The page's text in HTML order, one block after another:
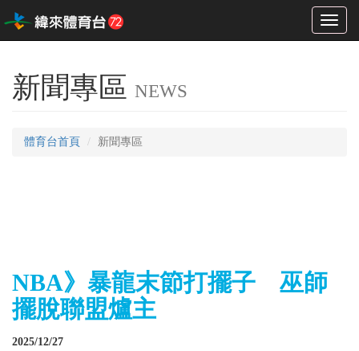
Toggle
新聞專區 NEWS
體育台首頁 新聞專區
NBA》暴龍末節打擺子 巫師
擺脫聯盟爐主
2025/12/27